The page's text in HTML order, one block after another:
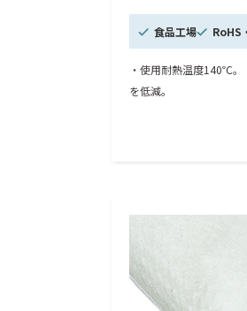
食品工場 RoHS
・使用耐熱温度140℃。
を低減。